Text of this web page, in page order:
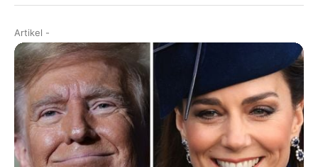
Artikel -